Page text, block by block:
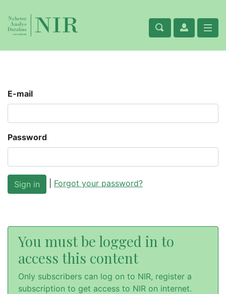
E-mail
Password
Forgot your password?
You must be logged in to
access this content
Only subscribers can log on to NIR, register a
subscription to get access to NIR on internet.